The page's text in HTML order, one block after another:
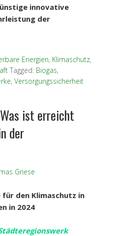
innovative
der
Energien, Klimaschutz,
Tagged: Biogas,
, Versorgungssicherheit
ist erreicht
der
Griese
den Klimaschutz in
in 2024